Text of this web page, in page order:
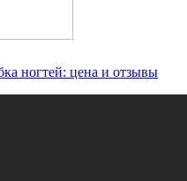
ногтей: цена и отзывы